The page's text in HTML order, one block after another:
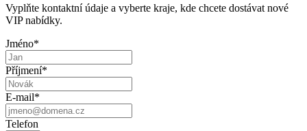
Vyplňte kontaktní údaje a vyberte kraje, kde chcete dostávat nové
VIP nabídky.
Jméno*
Příjmení*
E-mail*
Telefon